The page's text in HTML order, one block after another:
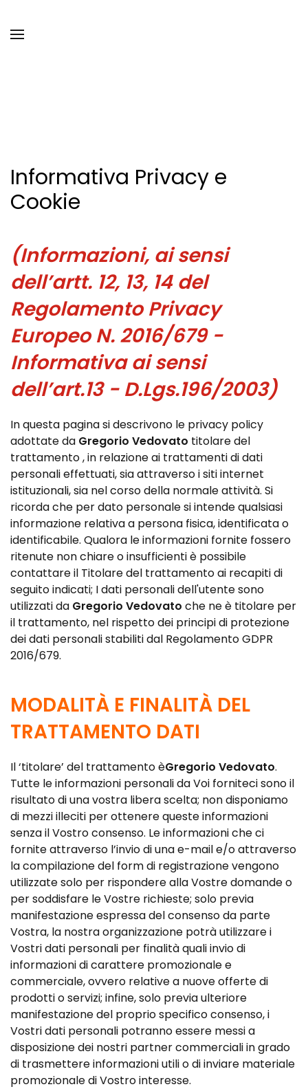
Informativa Privacy e
Cookie
(Informazioni, ai sensi
dell’artt. 12, 13, 14 del
Regolamento Privacy
Europeo N. 2016/679 -
Informativa ai sensi
dell’art.13 - D.Lgs.196/2003)
In questa pagina si descrivono le privacy policy
adottate da Gregorio Vedovato titolare del
trattamento , in relazione ai trattamenti di dati
personali effettuati, sia attraverso i siti internet
istituzionali, sia nel corso della normale attività. Si
ricorda che per dato personale si intende qualsiasi
informazione relativa a persona fisica, identificata o
identificabile. Qualora le informazioni fornite fossero
ritenute non chiare o insufficienti è possibile
contattare il Titolare del trattamento ai recapiti di
seguito indicati; I dati personali dell'utente sono
utilizzati da Gregorio Vedovato che ne è titolare per
il trattamento, nel rispetto dei principi di protezione
dei dati personali stabiliti dal Regolamento GDPR
2016/679.
MODALITÀ E FINALITÀ DEL
TRATTAMENTO DATI
Il ‘titolare’ del trattamento èGregorio Vedovato.
Tutte le informazioni personali da Voi forniteci sono il
risultato di una vostra libera scelta; non disponiamo
di mezzi illeciti per ottenere queste informazioni
senza il Vostro consenso. Le informazioni che ci
fornite attraverso l’invio di una e-mail e/o attraverso
la compilazione del form di registrazione vengono
utilizzate solo per rispondere alla Vostre domande o
per soddisfare le Vostre richieste; solo previa
manifestazione espressa del consenso da parte
Vostra, la nostra organizzazione potrà utilizzare i
Vostri dati personali per finalità quali invio di
informazioni di carattere promozionale e
commerciale, ovvero relative a nuove offerte di
prodotti o servizi; infine, solo previa ulteriore
manifestazione del proprio specifico consenso, i
Vostri dati personali potranno essere messi a
disposizione dei nostri partner commerciali in grado
di trasmettere informazioni utili o di inviare materiale
promozionale di Vostro interesse.